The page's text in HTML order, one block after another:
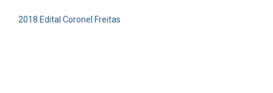
2018 Edital Coronel Freitas